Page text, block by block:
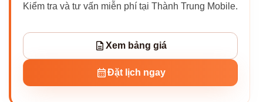
Kiểm tra và tư vấn miễn phí tại Thành Trung Mobile.
Xem bảng giá
Đặt lịch ngay